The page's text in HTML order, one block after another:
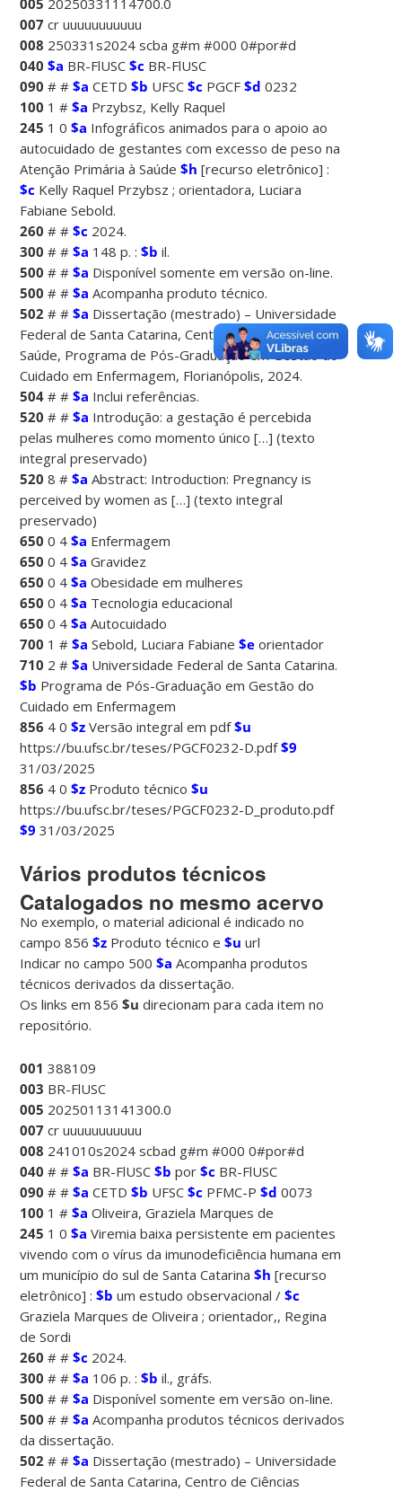
005 20250331114700.0
007 cr uuuuuuuuuuu
008 250331s2024 scba g#m #000 0#por#d
040 $a BR-FlUSC$c BR-FlUSC
090 # #$a CETD$b UFSC$c PGCF$d 0232
100 1 #$a Przybsz, Kelly Raquel
245 1 0$a Infográficos animados para o apoio ao
autocuidado de gestantes com excesso de peso na
Atenção Primária à Saúde$h [recurso eletrônico] :
$c Kelly Raquel Przybsz ; orientadora, Luciara
Fabiane Sebold.
260 # #$c 2024.
300 # #$a 148 p. :$b il.
500 # #$a Disponível somente em versão on-line.
500 # #$a Acompanha produto técnico.
502 # #$a Dissertação (mestrado) – Universidade
Federal de Santa Catarina, Centro de Ciências da
Saúde, Programa de Pós-Graduação em Gestão do
Cuidado em Enfermagem, Florianópolis, 2024.
504 # #$a Inclui referências.
520 # #$a Introdução: a gestação é percebida
pelas mulheres como momento único […] (texto
integral preservado)
520 8 #$a Abstract: Introduction: Pregnancy is
perceived by women as […] (texto integral
preservado)
650 0 4$a Enfermagem
650 0 4$a Gravidez
650 0 4$a Obesidade em mulheres
650 0 4$a Tecnologia educacional
650 0 4$a Autocuidado
700 1 #$a Sebold, Luciara Fabiane$e orientador
710 2 #$a Universidade Federal de Santa Catarina.
$b Programa de Pós-Graduação em Gestão do
Cuidado em Enfermagem
856 4 0$z Versão integral em pdf$u
https://bu.ufsc.br/teses/PGCF0232-D.pdf$9
31/03/2025
856 4 0$z Produto técnico$u
https://bu.ufsc.br/teses/PGCF0232-D_produto.pdf
$9 31/03/2025
Vários produtos técnicos
Catalogados no mesmo acervo
No exemplo, o material adicional é indicado no
campo 856$z Produto técnico e$u url
Indicar no campo 500$a Acompanha produtos
técnicos derivados da dissertação.
Os links em 856$u direcionam para cada item no
repositório.
001 388109
003 BR-FlUSC
005 20250113141300.0
007 cr uuuuuuuuuuu
008 241010s2024 scbad g#m #000 0#por#d
040 # #$a BR-FlUSC$b por$c BR-FlUSC
090 # #$a CETD$b UFSC$c PFMC-P$d 0073
100 1 #$a Oliveira, Graziela Marques de
245 1 0$a Viremia baixa persistente em pacientes
vivendo com o vírus da imunodeficiência humana em
um município do sul de Santa Catarina$h [recurso
eletrônico] :$b um estudo observacional /$c
Graziela Marques de Oliveira ; orientador,, Regina
de Sordi
260 # #$c 2024.
300 # #$a 106 p. :$b il., gráfs.
500 # #$a Disponível somente em versão on-line.
500 # #$a Acompanha produtos técnicos derivados
da dissertação.
502 # #$a Dissertação (mestrado) – Universidade
Federal de Santa Catarina, Centro de Ciências